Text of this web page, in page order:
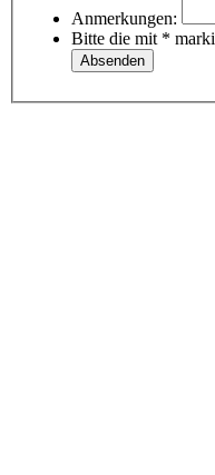
Anmerkungen:
Bitte die mit *